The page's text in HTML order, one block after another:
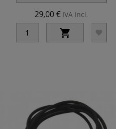
29,00 € IVA Incl.
 